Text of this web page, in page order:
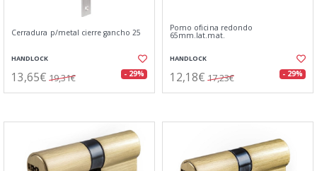
Cerradura p/metal cierre gancho 25
HANDLOCK
13,65€ 19,31€ - 29%
Pomo oficina redondo
65mm.lat.mat.
HANDLOCK
12,18€ 17,23€ - 29%